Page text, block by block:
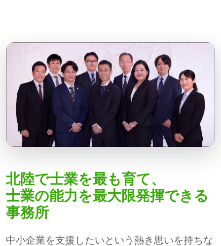
北陸で士業を最も育て、
士業の能力を最大限発揮できる
事務所
中小企業を支援したいという熱き思いを持ちな